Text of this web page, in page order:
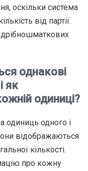
оскільки система
від партії.
однакові
як
одиниці?
одиниць одного і
відображаються
кількості.
про кожну